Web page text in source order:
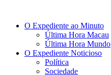
O Expediente ao Minuto
Última Hora Macau
Última Hora Mundo
O Expediente Noticioso
Política
Sociedade